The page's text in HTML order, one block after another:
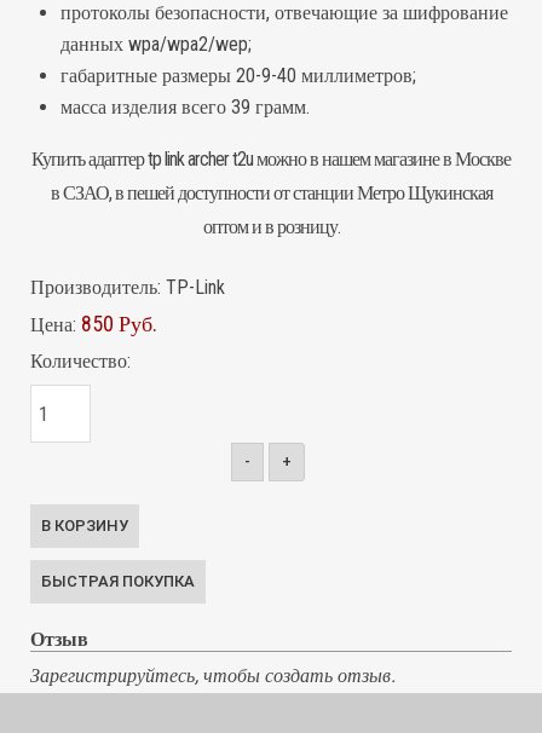
протоколы безопасности, отвечающие за шифрование
данных wpa/wpa2/wep;
габаритные размеры 20-9-40 миллиметров;
масса изделия всего 39 грамм.
Купитьадаптерtp link archer t2u можно в нашем магазине в Москве
в СЗАО, в пешей доступности от станции Метро Щукинская
оптом и в розницу.
Производитель: TP-Link
Цена: 850 Руб.
Количество:
- +
Отзыв
Зарегистрируйтесь, чтобы создать отзыв.